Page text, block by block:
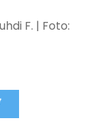
F. | Foto: